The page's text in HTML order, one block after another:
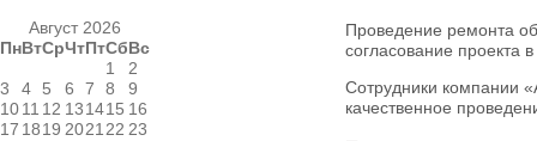
Август 2026
ПнВтСрЧтПтСбВс
1
2
3
4 5 6 7 8
9
1011 12 131415 16
17 1819 2021 22 23
Проведение ремонта
согласование проекта
Сотрудники компании
качественное